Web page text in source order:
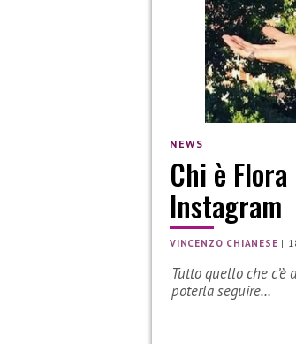
NEWS
Chi è
Instagram
VINCENZO CHIANESE |
Tutto quello che
poterla seguire…